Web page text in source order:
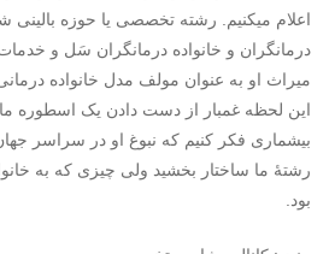
اعلام میکنیم. رشته تخصصی یا حوزه بالینی
درمانگران و خانواده درمانگران سَل و خدمات
میراث او به عنوان مولف مدل خانواده
این لحظه غمبار از دست دادن یک اسطوره ما
بیشماری فکر کنیم که نبوغ او در سراسر
رشتۀ ما ساختار بخشید ولی چیزی که به
بود.